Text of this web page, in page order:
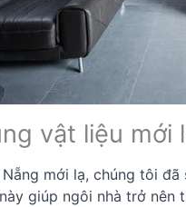
vật liệu mới
mới lạ, chúng tôi
giúp ngôi nhà trở